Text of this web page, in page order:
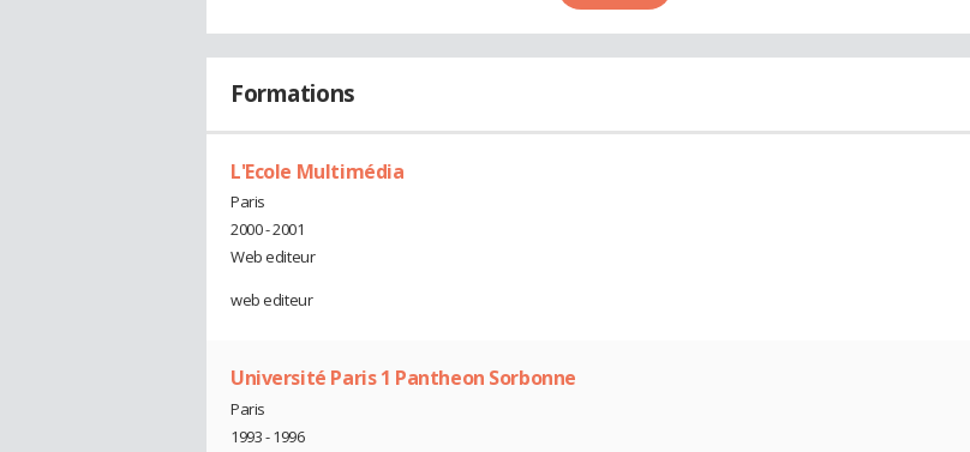
Formations
L'Ecole Multimédia
Paris
2000 - 2001
Web editeur
web editeur
Université Paris 1 Pantheon Sorbonne
Paris
1993 - 1996